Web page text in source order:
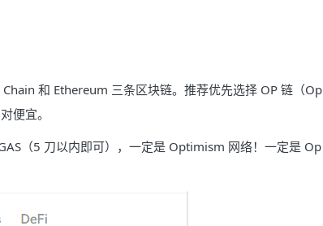
和 Ethereum 三条区块链。推荐优先选择 OP 链（Op
便宜。
（5 刀以内即可），一定是 Optimism 网络！一定是 Op